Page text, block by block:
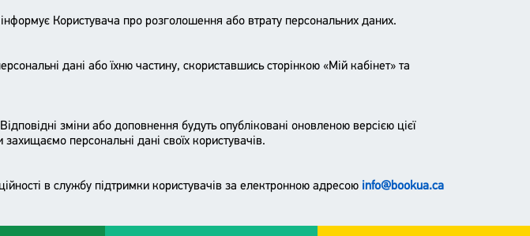
Користувача про розголошення або втрату персональних даних.
дані або їхню частину, скориставшись сторінкою «Мій кабінет» та
зміни або доповнення будуть опубліковані оновленою версією цієї
персональні дані своїх користувачів.
в службу підтримки користувачів за електронною адресою info@bookua.ca